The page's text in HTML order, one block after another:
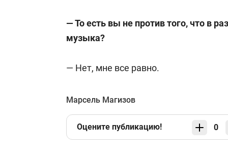
— То есть вы не против того, что в
музыка?
— Нет, мне все равно.
Марсель Магизов
Оцените публикацию! 0